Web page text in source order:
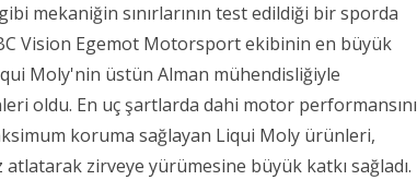
mekaniğin sınırlarının test edildiği bir sporda
Vision Egemot Motorsport ekibinin en büyük
Moly'nin üstün Alman mühendisliğiyle
oldu. En uç şartlarda dahi motor performansını
koruma sağlayan Liqui Moly ürünleri,
zirveye yürümesine büyük katkı sağladı.